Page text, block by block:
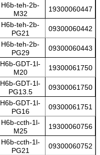
H6b-teh-2b-
M32
19300060447
H6b-teh-2b-
PG21
09300060442
H6b-teh-2b-
PG29
09300060443
H6b-GDT-1l-
M20
19300061750
H6b-GDT-1l-
PG13.5
09300061750
H6b-GDT-1l-
PG16
09300061751
H6b-ccth-1l-
M25
19300060756
H6b-ccth-1l-
PG21
09300060752